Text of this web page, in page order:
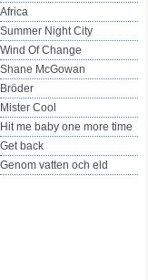
Africa
Summer Night City
Wind Of Change
Shane McGowan
Bröder
Mister Cool
Hit me baby one more time
Get back
Genom vatten och eld